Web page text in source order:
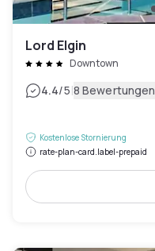
Lord Elgin
Downtown
4.4/5|8 Bewertungen
Kostenlose Stornierung
rate-plan-card.label-prepaid